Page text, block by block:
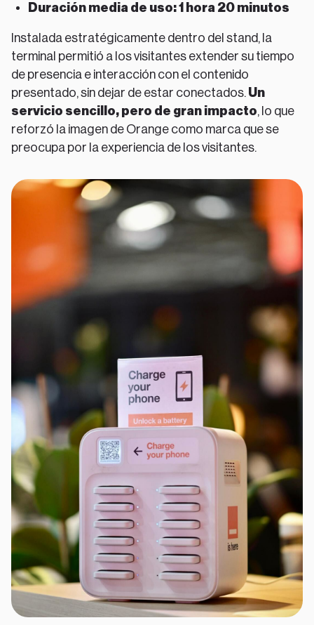
Duración media de uso: 1 hora 20 minutos
Instalada estratégicamente dentro del stand, la
terminal permitió a los visitantes extender su tiempo
de presencia e interacción con el contenido
presentado, sin dejar de estar conectados. Un
servicio sencillo, pero de gran impacto, lo que
reforzó la imagen de Orange como marca que se
preocupa por la experiencia de los visitantes.